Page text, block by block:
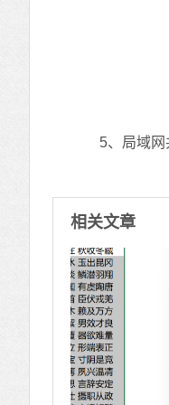
5、局域网共
相关文章